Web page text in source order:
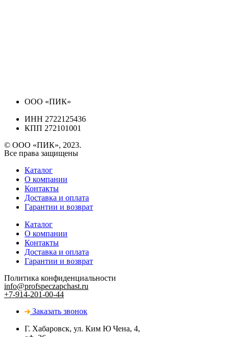
ООО «ПИК»
ИНН 2722125436
КПП 272101001
© ООО «ПИК», 2023.
Все права защищены
Каталог
О компании
Контакты
Доставка и оплата
Гарантии и возврат
Каталог
О компании
Контакты
Доставка и оплата
Гарантии и возврат
Политика конфиденциальности
info@profspeczapchast.ru
+7-914-201-00-44
Заказать звонок
Г. Хабаровск, ул. Ким Ю Чена, 4,